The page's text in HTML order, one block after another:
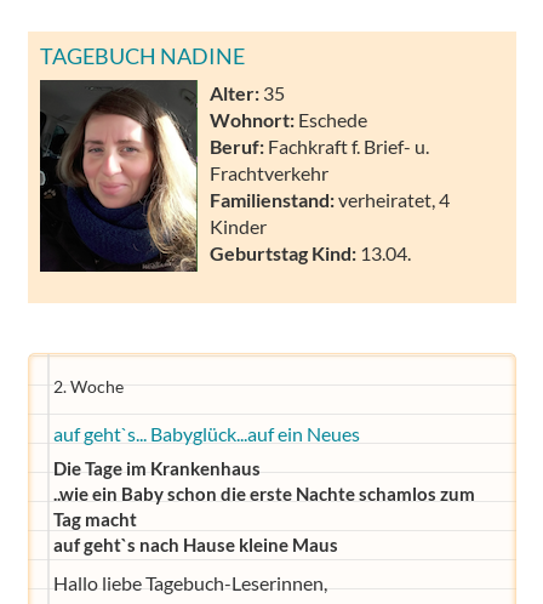
TAGEBUCH NADINE
Alter: 35
Wohnort: Eschede
Beruf: Fachkraft f. Brief- u.
Frachtverkehr
Familienstand:verheiratet, 4
Kinder
Geburtstag Kind: 13.04.
2. Woche
auf geht`s... Babyglück...auf ein Neues
Die Tage im Krankenhaus
..wie ein Baby schon die erste Nachte schamlos zum
Tag macht
auf geht`s nach Hause kleine Maus
Hallo liebe Tagebuch-Leserinnen,